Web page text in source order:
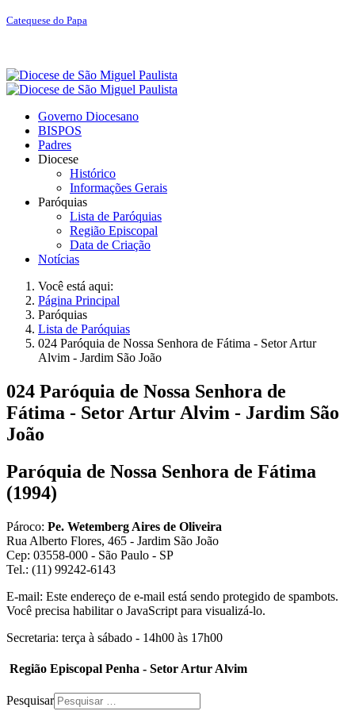
Catequese do Papa
Governo Diocesano
BISPOS
Padres
Diocese
Histórico
Informações Gerais
Paróquias
Lista de Paróquias
Região Episcopal
Data de Criação
Notícias
Você está aqui:
Página Principal
Paróquias
Lista de Paróquias
024 Paróquia de Nossa Senhora de Fátima - Setor Artur
Alvim - Jardim São João
024 Paróquia de Nossa Senhora de
Fátima - Setor Artur Alvim - Jardim São
João
Paróquia de Nossa Senhora de Fátima
(1994)
Pároco: Pe. Wetemberg Aires de Oliveira
Rua Alberto Flores, 465 - Jardim São João
Cep: 03558-000 - São Paulo - SP
Tel.: (11) 99242-6143
E-mail: Este endereço de e-mail está sendo protegido de spambots.
Você precisa habilitar o JavaScript para visualizá-lo.
Secretaria: terça à sábado - 14h00 às 17h00
Região Episcopal Penha - Setor Artur Alvim
Pesquisar